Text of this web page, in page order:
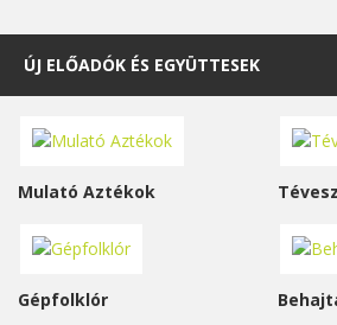
ÚJ ELŐADÓK ÉS EGYÜTTESEK
Mulató Aztékok
Gépfolklór